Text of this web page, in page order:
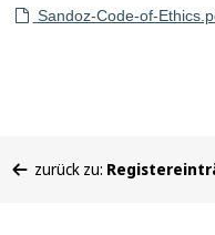
Sandoz-Code-of-
befinden
zurück zu: